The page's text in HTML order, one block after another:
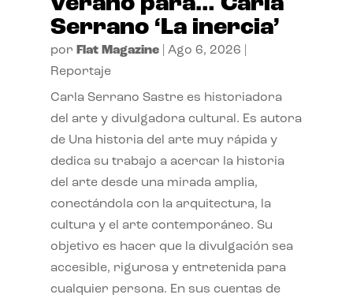
Serrano ‘La inercia’
por Flat Magazine| Ago 6, 2026
Reportaje
Carla Serrano Sastre es historiadora
del arte y divulgadora cultural. Es autora
de Una historia del arte muy rápida y
dedica su trabajo a acercar la historia
del arte desde una mirada amplia,
conectándola con la arquitectura, la
cultura y el arte contemporáneo. Su
objetivo es hacer que la divulgación sea
accesible, rigurosa y entretenida para
cualquier persona. En sus cuentas de